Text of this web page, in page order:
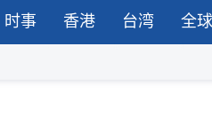
时事 香港 台湾 全球